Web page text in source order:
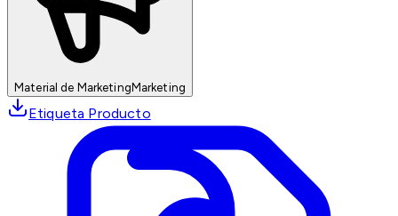
Material de MarketingMarketing
Etiqueta Producto